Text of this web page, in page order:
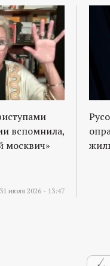
вспомнила,
москвич»
31 июля 2026 - 13:47